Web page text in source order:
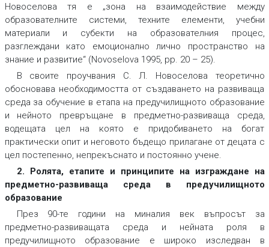
Новоселова тя е „зона на взаимодействие между
образователните системи, техните елементи, учебни
материали и субекти на образователния процес,
разглеждани като емоционално лично пространство на
знание и развитие“ (Novoselova 1995, pр. 20 – 25).
В своите проучвания С. Л. Новоселова теоретично
обосновава необходимостта от създаването на развиваща
среда за обучение в етапа на предучилищното образование
и нейното превръщане в предметно-развиваща среда,
водещата цел на която е придобиването на богат
практически опит и неговото бъдещо прилагане от децата с
цел постепенно, непрекъснато и постоянно учене.
2. Ролята, етапите и принципите на изграждане на
предметно-развиваща среда в предучилищното
образование
През 90-те години на миналия век въпросът за
предметно-развиващата среда и нейната роля в
предучилищното образование е широко изследван в